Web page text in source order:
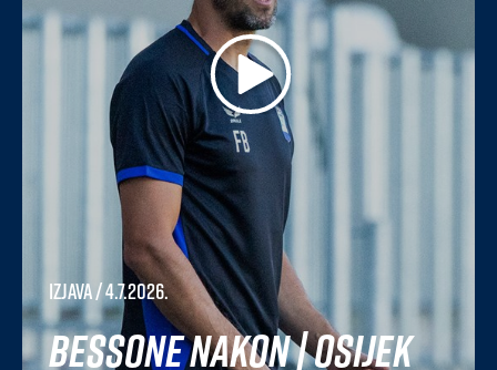
Izjava/ 4.7.2026.
Bessone nakon | Osijek